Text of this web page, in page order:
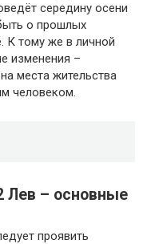
середину осени
о прошлых
К тому же в личной
изменения –
места жительства
человеком.
Лев – основные
проявить